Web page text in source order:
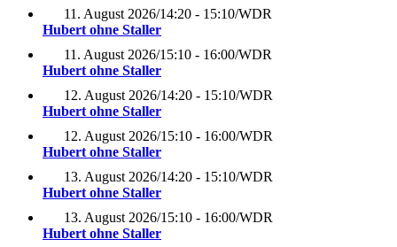
11. August 2026/14:20 - 15:10/WDR
Hubert ohne Staller
11. August 2026/15:10 - 16:00/WDR
Hubert ohne Staller
12. August 2026/14:20 - 15:10/WDR
Hubert ohne Staller
12. August 2026/15:10 - 16:00/WDR
Hubert ohne Staller
13. August 2026/14:20 - 15:10/WDR
Hubert ohne Staller
13. August 2026/15:10 - 16:00/WDR
Hubert ohne Staller